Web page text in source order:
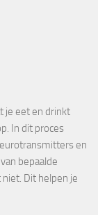
je eet en drinkt
In dit proces
en
bepaalde
Dit helpen je